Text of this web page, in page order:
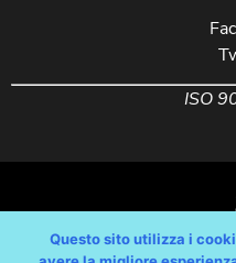
ISO
Questo sito utilizza i